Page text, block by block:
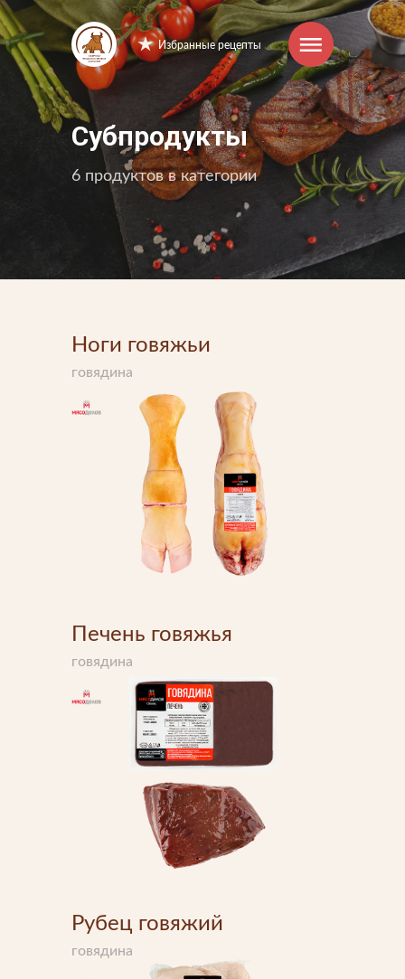
Интернет-магазин
Продукция
Торговые марки
Рецепты
О компании
Производство
Что-то новенькое
Контакты
Избранные рецепты
Субпродукты
6 продуктов в категории
Ноги говяжьи
говядина
Печень говяжья
говядина
Рубец говяжий
говядина